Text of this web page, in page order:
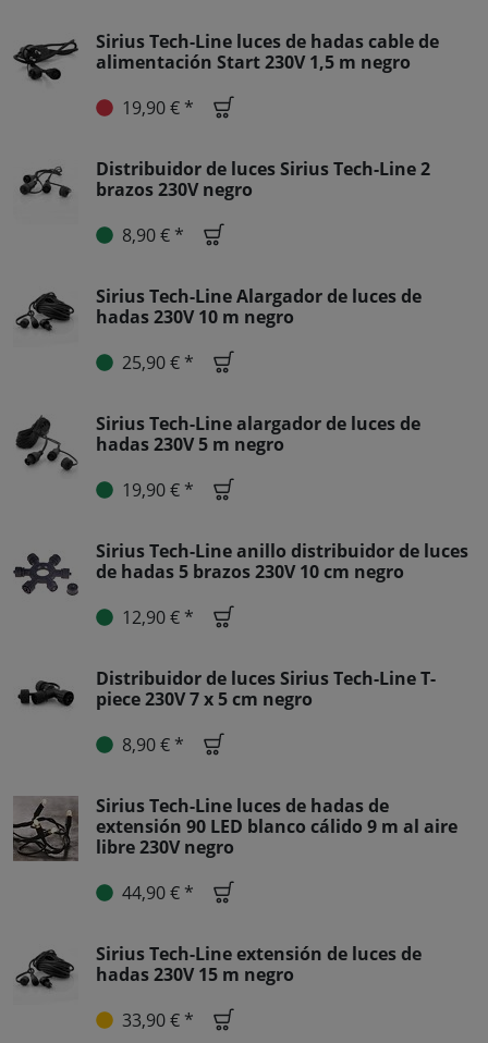
Sirius Tech-Line luces de hadas cable de
alimentación Start 230V 1,5 m negro
19,90 € *
Distribuidor de luces Sirius Tech-Line 2
brazos 230V negro
8,90 € *
Sirius Tech-Line Alargador de luces de
hadas 230V 10 m negro
25,90 € *
Sirius Tech-Line alargador de luces de
hadas 230V 5 m negro
19,90 € *
Sirius Tech-Line anillo distribuidor de luces
de hadas 5 brazos 230V 10 cm negro
12,90 € *
Distribuidor de luces Sirius Tech-Line T-
piece 230V 7 x 5 cm negro
8,90 € *
Sirius Tech-Line luces de hadas de
extensión 90 LED blanco cálido 9 m al aire
libre 230V negro
44,90 € *
Sirius Tech-Line extensión de luces de
hadas 230V 15 m negro
33,90 € *